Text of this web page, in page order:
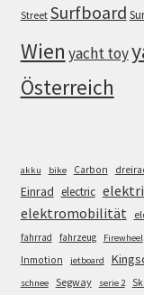
Street Surfboard
Wien yacht toy
Österreich
akku bike Carbon
Einrad electric
elektromobilität
fahrrad
fahrzeug Firewheel
Inmotion jetboard
schnee Segway serie 2